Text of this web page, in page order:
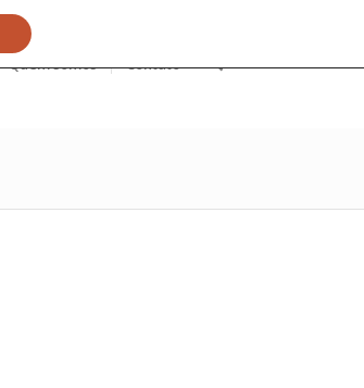
Quem somos Contato